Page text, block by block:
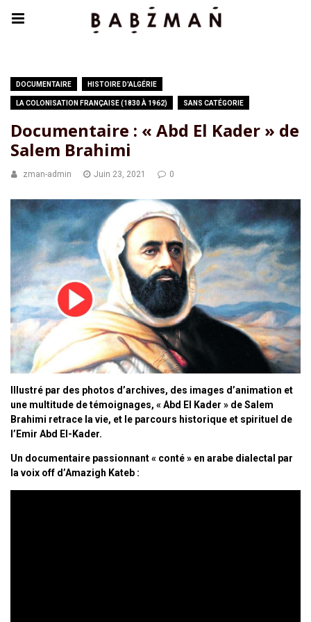
DOCUMENTAIRE HISTOIRE D'ALGÉRIE
LA COLONISATION FRANÇAISE (1830 À 1962) SANS CATÉGORIE
Documentaire : « Abd El Kader » de
Salem Brahimi
zman-admin Juin 23, 2021 0
Illustré par des photos d’archives, des images d’animation et
une multitude de témoignages, « Abd El Kader » de Salem
Brahimi retrace la vie, et le parcours historique et spirituel de
l’Emir Abd El-Kader.
Un documentaire passionnant« conté » en arabe dialectal par
la voix off d’Amazigh Kateb :